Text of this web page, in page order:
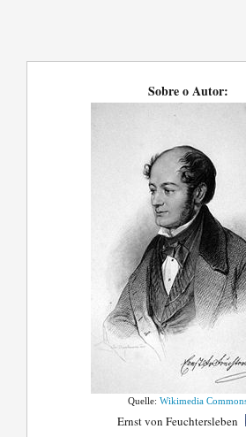
Sobre o Autor:
Quelle:Wikimedia
Ernst von Feuchtersleben